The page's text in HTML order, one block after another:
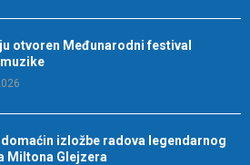
otvoren Međunarodni festival
izložbe radova legendarnog
Miltona Glejzera